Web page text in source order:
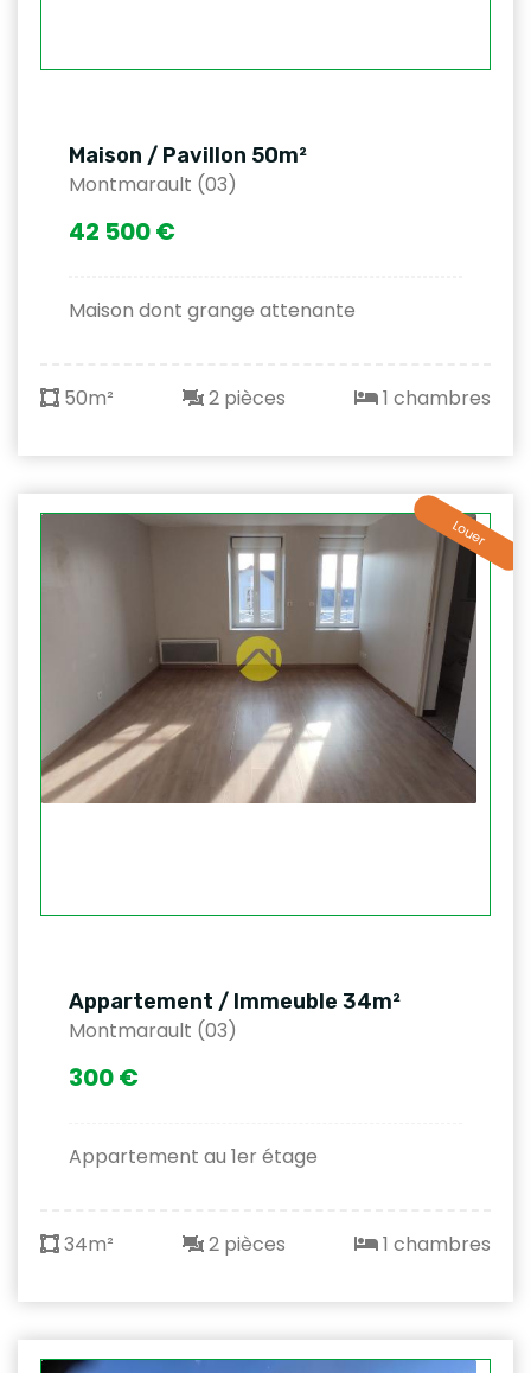
Maison / Pavillon 50m²
Montmarault (03)
42 500 €
Maison dont grange attenante
50m² 2 pièces 1 chambres
Louer
Appartement / Immeuble 34m²
Montmarault (03)
300 €
Appartement au 1er étage
34m² 2 pièces 1 chambres